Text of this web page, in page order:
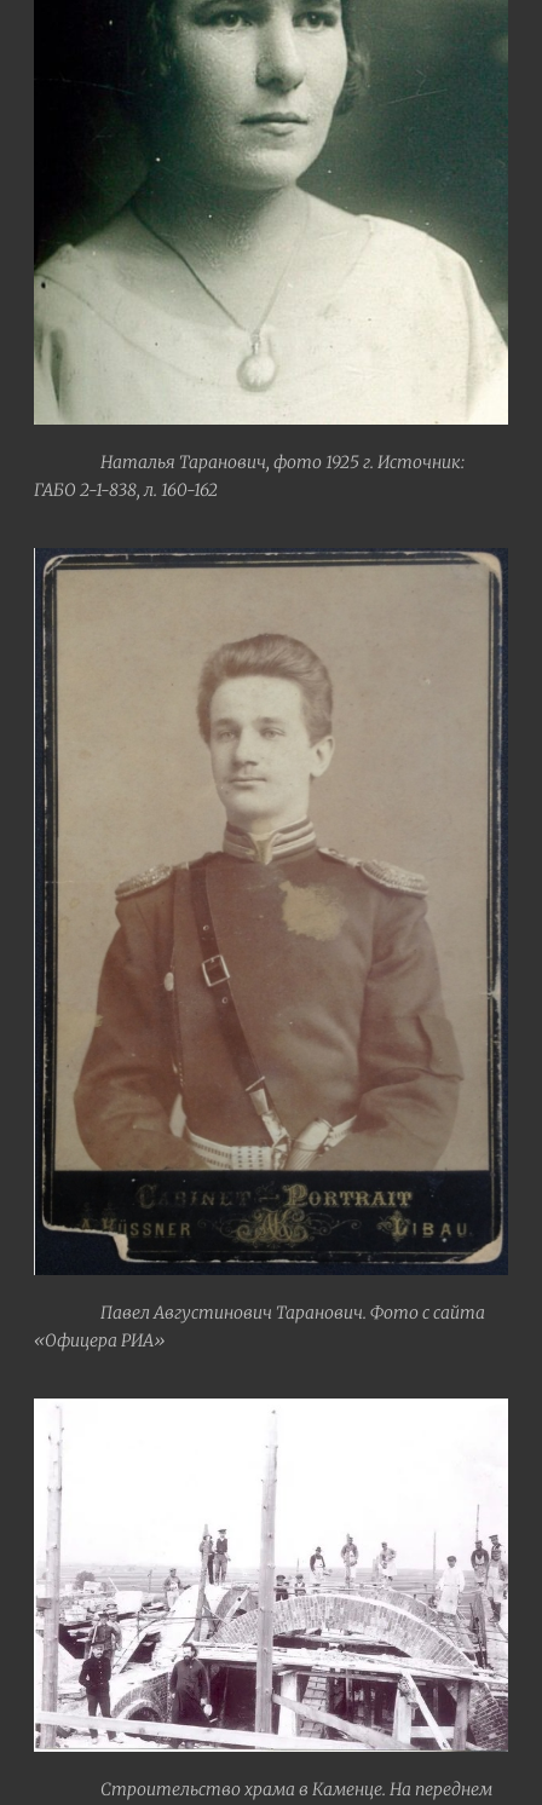
Наталья Таранович, фото 1925 г. Источник:
ГАБО 2-1-838, л. 160-162
Павел Августинович Таранович. Фото с сайта
«Офицера РИА»
Строительство храма в Каменце. На переднем